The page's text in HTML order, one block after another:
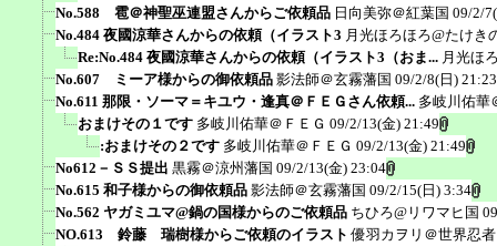
No.588 雹＠神聖巫連盟さんからご依頼品 日向美弥＠紅葉国 09/2/
No.484 夜國涼華さんからの依頼（イラスト3 月光ほろほろ@たけき
Re:No.484 夜國涼華さんからの依頼（イラスト3（おま... 月光ほ
No.607 ミーア様からの御依頼品 影法師＠玄霧藩国 09/2/8(日) 21:23
No.611 那限・ソーマ＝キユウ・逢真＠ＦＥＧさん依頼... 多岐川佑華
おまけその１です 多岐川佑華＠ＦＥＧ 09/2/13(金) 21:49
:おまけその２です 多岐川佑華＠ＦＥＧ 09/2/13(金) 21:49
No612－ＳＳ提出 黒霧＠涼州藩国 09/2/13(金) 23:04
No.615 和子様からの御依頼品 影法師＠玄霧藩国 09/2/15(日) 3:34
No.562 ヤガミユマ@鍋の国様からのご依頼品 ちひろ@リワマヒ国
NO.613 鈴藤 瑞樹様からご依頼のイラスト 優羽カヲリ＠世界忍